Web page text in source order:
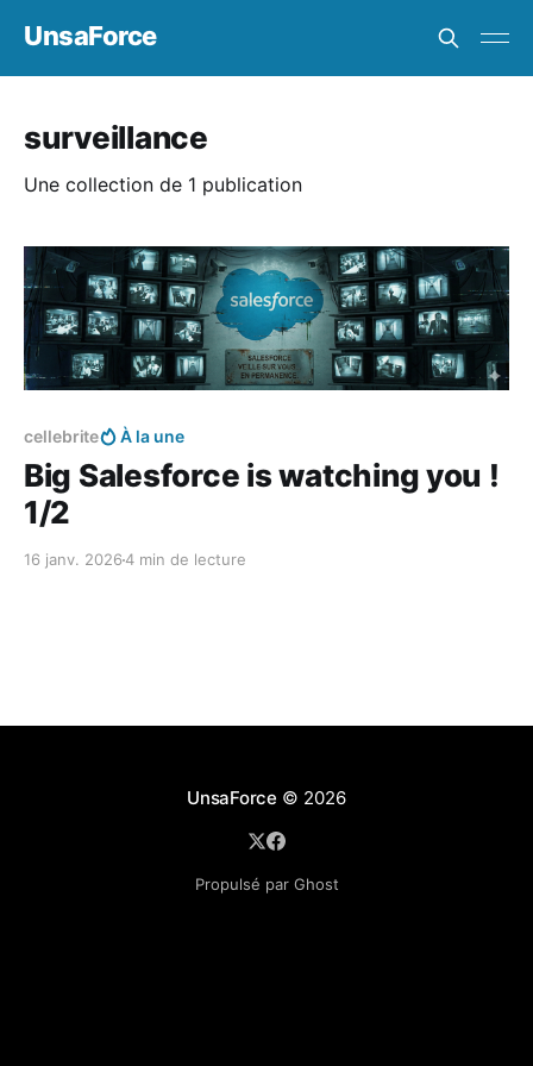
UnsaForce
surveillance
Une collection de 1 publication
cellebrite À la une
Big Salesforce is watching you !
1/2
16 janv. 20264 min de lecture
UnsaForce © 2026
Propulsé par Ghost